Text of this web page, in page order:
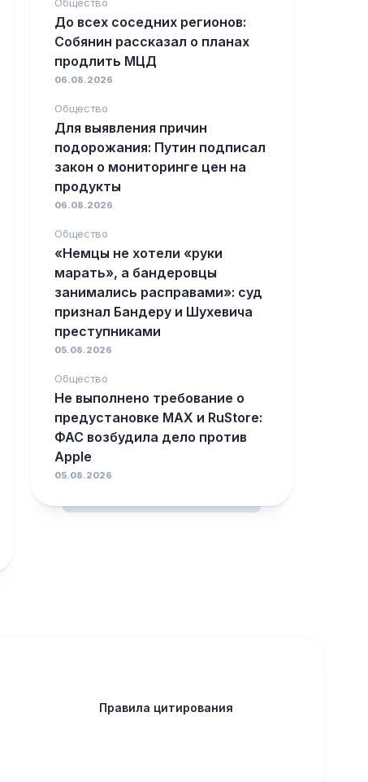
До всех соседних регионов:
Собянин рассказал о планах
продлить МЦД
06.08.2026
Общество
Для выявления причин
подорожания: Путин подписал
закон о мониторинге цен на
продукты
06.08.2026
Общество
«Немцы не хотели «руки
марать», а бандеровцы
занимались расправами»: суд
признал Бандеру и Шухевича
преступниками
05.08.2026
Общество
Не выполнено требование о
предустановке MAX и RuStore:
ФАС возбудила дело против
Apple
05.08.2026
Правила цитирования